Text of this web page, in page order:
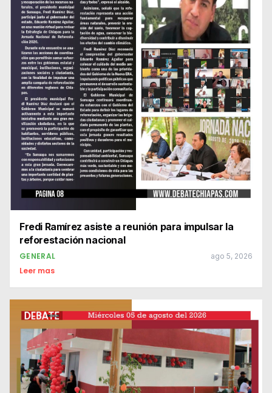
Fredi Ramírez asiste a reunión para impulsar la
reforestación nacional
GENERAL ago 5, 2026
Leer mas